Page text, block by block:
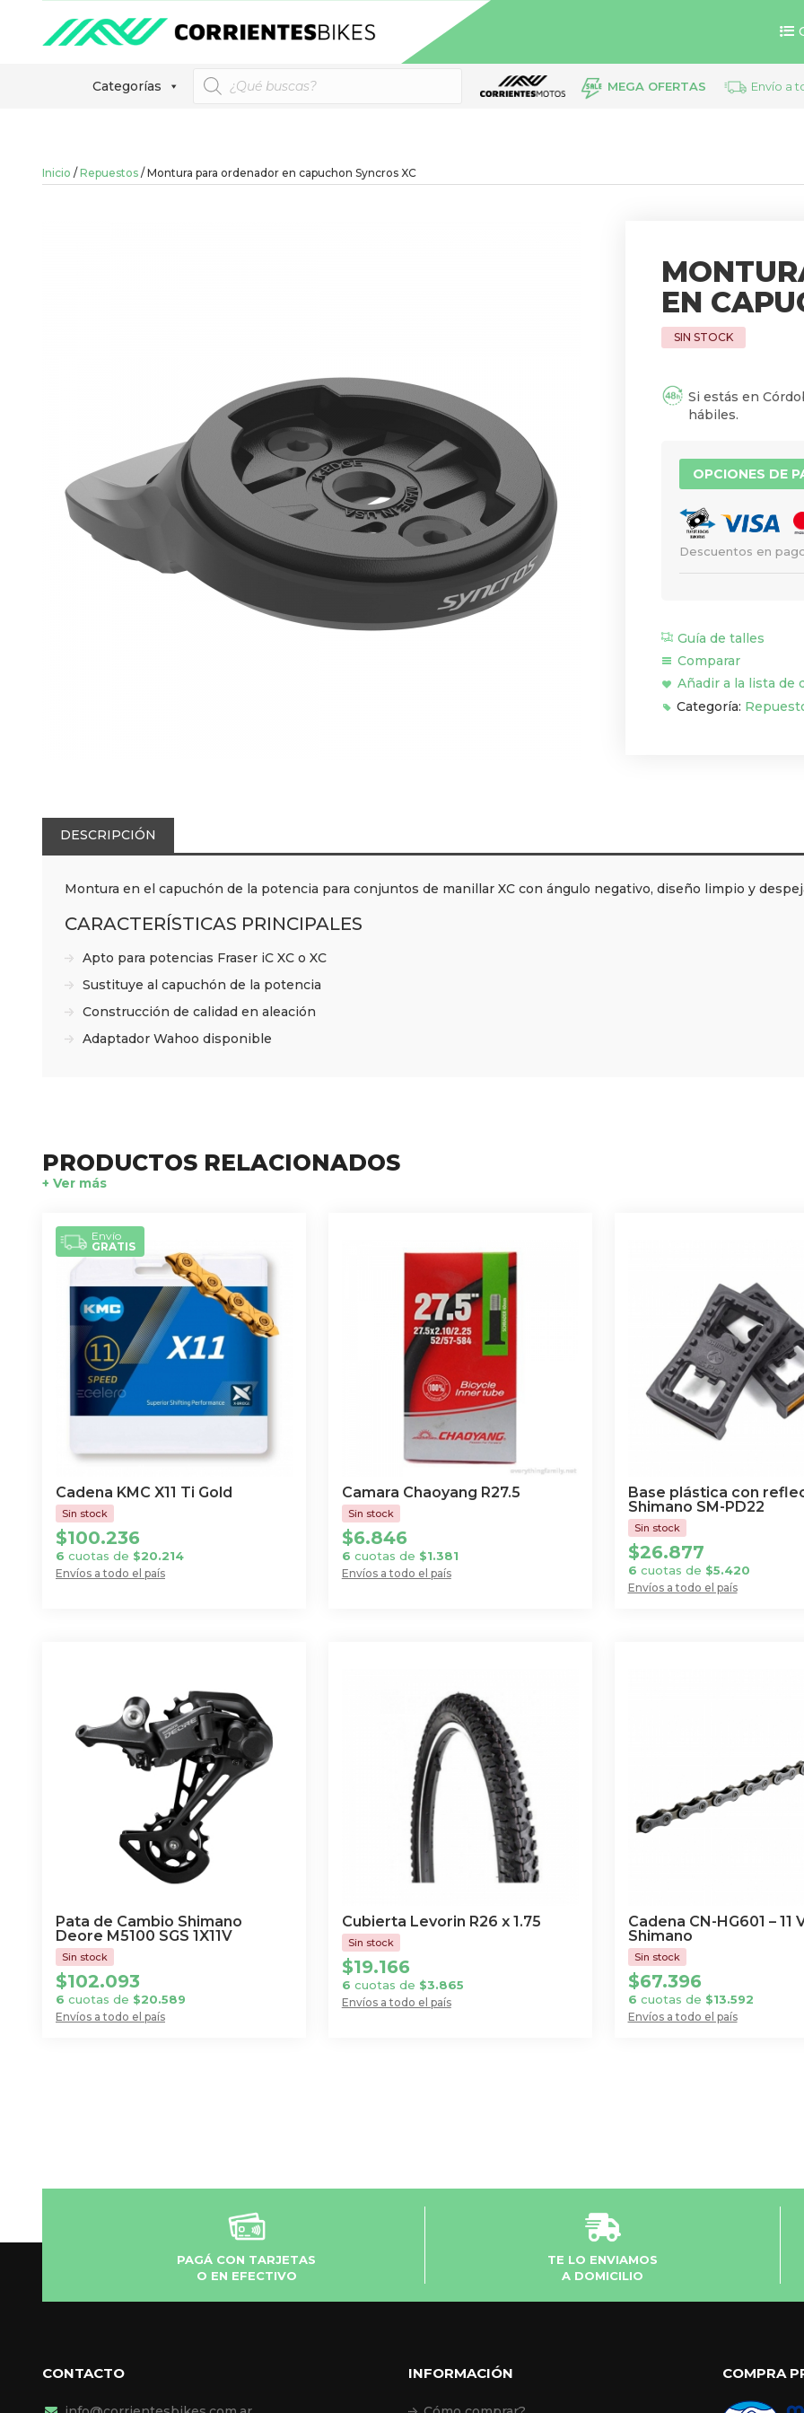
Categorías
Búsqueda
de
productos
MEGA OFERTAS Envío a
Inicio / Repuestos / Montura para ordenador en capuchon Syncros XC
EN
Guía de talles
Comparar
Añadir a la lista de
Categoría:
OPCIONES DE
Descuentos en
Si estás en
hábiles.
DESCRIPCIÓN
Montura en el capuchón de la potencia para conjuntos de manillar XC con ángulo negativo, diseño limpio y
CARACTERÍSTICAS PRINCIPALES
Apto para potencias Fraser iC XC o XC
Sustituye al capuchón de la potencia
Construcción de calidad en aleación
Adaptador Wahoo disponible
PRODUCTOS RELACIONADOS
+ Ver más
Cadena KMC X11 Ti Gold
Envío
GRATIS
Envíos a todo el país
$100.236
6 cuotas de $20.214
Camara Chaoyang R27.5
Envíos a todo el país
$6.846
6 cuotas de $1.381
Base plástica con
Shimano SM-PD22
Envíos a todo el país
$26.877
6 cuotas de $5.420
Pata de Cambio Shimano
Deore M5100 SGS 1X11V
Envíos a todo el país
$102.093
6 cuotas de $20.589
Cubierta Levorin R26 x 1.75
Envíos a todo el país
$19.166
6 cuotas de $3.865
Cadena CN-HG601 – 11
Shimano
Envíos a todo el país
$67.396
6 cuotas de $13.592
PAGÁ CON TARJETAS
O EN EFECTIVO
TE LO ENVIAMOS
A DOMICILIO
CONTACTO INFORMACIÓN COMPRA